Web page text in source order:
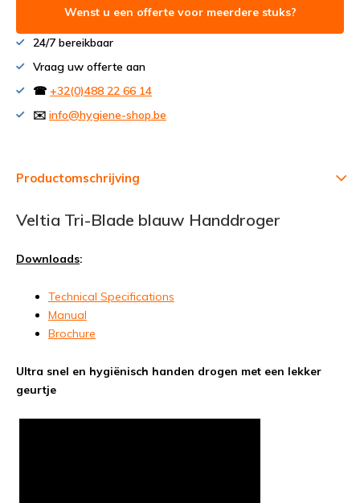
Wenst u een offerte voor meerdere stuks?
24/7 bereikbaar
Vraag uw offerte aan
☎ +32(0)488 22 66 14
✉️ info@hygiene-shop.be
Productomschrijving
Veltia Tri-Blade blauw Handdroger
Downloads:
Technical Specifications
Manual
Brochure
Ultra snel en hygiënisch handen drogen met een lekker
geurtje